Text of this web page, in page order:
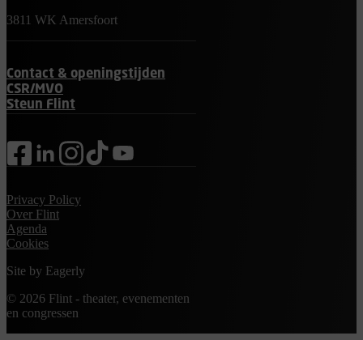
3811 WK Amersfoort
Contact & openingstijden
CSR/MVO
Steun Flint
facebooklinkedininstagram
tiktok youtube
Privacy Policy
Over Flint
Agenda
Cookies
Site by Eagerly
© 2026 Flint - theater, evenementen
en congressen